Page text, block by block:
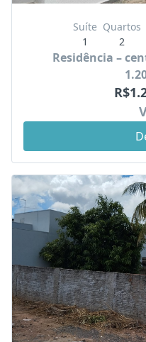
Suíte
1
Quartos
2
Residência –